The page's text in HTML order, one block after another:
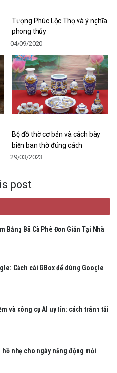
Tượng Phúc Lộc Thọ và ý nghĩa
phong thủy
04/09/2020
Bộ đồ thờ cơ bản và cách bày
biện ban thờ đúng cách
29/03/2023
post
Bằng Bã Cà Phê Đơn Giản Tại Nhà
Cách cài GBox để dùng Google
và công cụ AI uy tín: cách tránh tải
hồ nhẹ cho ngày năng động mỗi